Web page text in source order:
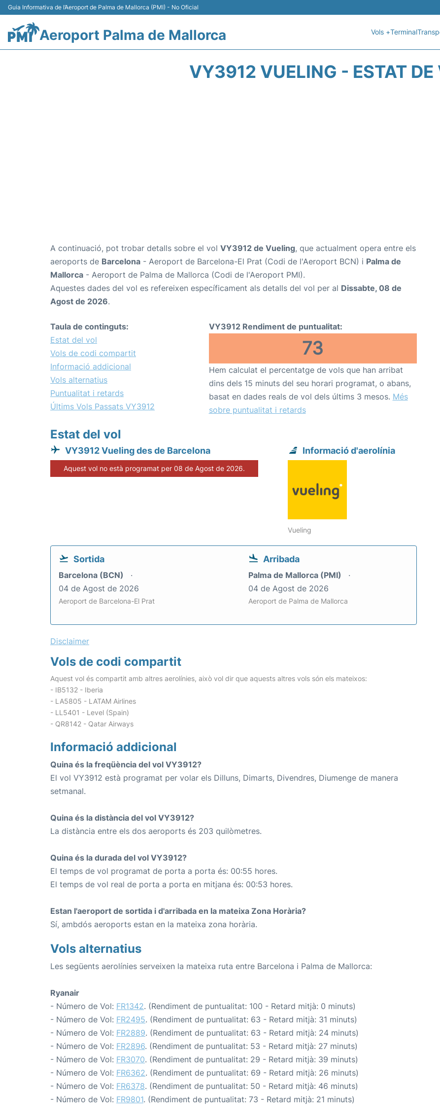
Guia Informativa de l’Aeroport de Palma de Mallorca (PMI) - No Oficial
Aeroport Palma de Mallorca Vols +Terminal
VY3912 VUELING - ESTAT DE
A continuació, pot trobar detalls sobre el vol VY3912 de Vueling, que actualment opera entre els
aeroports de Barcelona - Aeroport de Barcelona-El Prat (Codi de l'Aeroport BCN) i Palma de
Mallorca - Aeroport de Palma de Mallorca (Codi de l'Aeroport PMI).
Aquestes dades del vol es refereixen específicament als detalls del vol per al Dissabte, 08 de
Agost de 2026.
Taula de continguts:
Estat del vol
Vols de codi compartit
Informació addicional
Vols alternatius
Puntualitat i retards
Últims Vols Passats VY3912
VY3912 Rendiment de puntualitat:
73
Hem calculat el percentatge de vols que han arribat
dins dels 15 minuts del seu horari programat, o abans,
basat en dades reals de vol dels últims 3 mesos. Més
sobre puntualitat i retards
Estat del vol
VY3912 Vueling des de Barcelona
Aquest vol no està programat per 08 de Agost de 2026.
Informació d'aerolínia
Vueling
Sortida
Barcelona (BCN)
04 de Agost de 2026
Aeroport de Barcelona-El Prat
Arribada
Palma de Mallorca (PMI)
04 de Agost de 2026
Aeroport de Palma de Mallorca
Disclaimer
Vols de codi compartit
Aquest vol és compartit amb altres aerolínies, això vol dir que aquests altres vols són els mateixos:
- IB5132 - Iberia
- LA5805 - LATAM Airlines
- LL5401 - Level (Spain)
- QR8142 - Qatar Airways
Informació addicional
Quina és la freqüència del vol VY3912?
El vol VY3912 està programat per volar els Dilluns, Dimarts, Divendres, Diumenge de manera
setmanal.
Quina és la distància del vol VY3912?
La distància entre els dos aeroports és 203 quilòmetres.
Quina és la durada del vol VY3912?
El temps de vol programat de porta a porta és: 00:55 hores.
El temps de vol real de porta a porta en mitjana és: 00:53 hores.
Estan l'aeroport de sortida i d'arribada en la mateixa Zona Horària?
Sí, ambdós aeroports estan en la mateixa zona horària.
Vols alternatius
Les següents aerolínies serveixen la mateixa ruta entre Barcelona i Palma de Mallorca:
Ryanair
- Número de Vol: FR1342. (Rendiment de puntualitat: 100 - Retard mitjà: 0 minuts)
- Número de Vol: FR2495. (Rendiment de puntualitat: 63 - Retard mitjà: 31 minuts)
- Número de Vol: FR2889. (Rendiment de puntualitat: 63 - Retard mitjà: 24 minuts)
- Número de Vol: FR2896. (Rendiment de puntualitat: 53 - Retard mitjà: 27 minuts)
- Número de Vol: FR3070. (Rendiment de puntualitat: 29 - Retard mitjà: 39 minuts)
- Número de Vol: FR6362. (Rendiment de puntualitat: 69 - Retard mitjà: 26 minuts)
- Número de Vol: FR6378. (Rendiment de puntualitat: 50 - Retard mitjà: 46 minuts)
- Número de Vol: FR9801. (Rendiment de puntualitat: 73 - Retard mitjà: 21 minuts)